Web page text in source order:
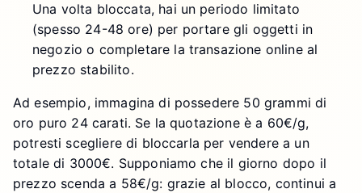
Una volta bloccata, hai un periodo limitato
(spesso 24-48 ore) per portare gli oggetti in
negozio o completare la transazione online al
prezzo stabilito.
Ad esempio, immagina di possedere 50 grammi di
oro puro 24 carati. Se la quotazione è a 60€/g,
potresti scegliere di bloccarla per vendere a un
totale di 3000€. Supponiamo che il giorno dopo il
prezzo scenda a 58€/g: grazie al blocco, continui a